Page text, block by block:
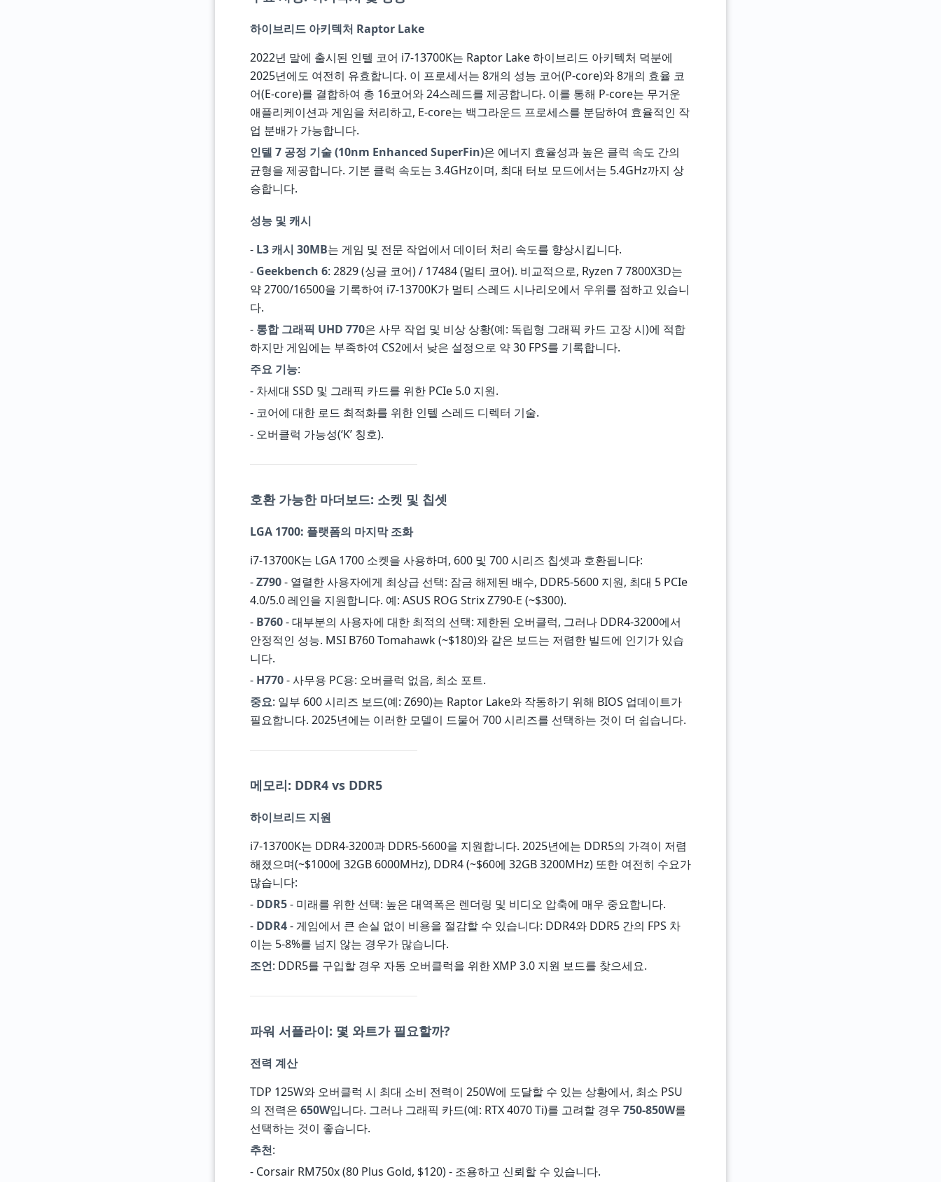
하이브리드 아키텍처 Raptor Lake
2022년 말에 출시된 인텔 코어 i7-13700K는 Raptor Lake 하이브리드 아키텍처 덕분에
2025년에도 여전히 유효합니다. 이 프로세서는 8개의 성능 코어(P-core)와 8개의 효율 코
어(E-core)를 결합하여 총 16코어와 24스레드를 제공합니다. 이를 통해 P-core는 무거운
애플리케이션과 게임을 처리하고, E-core는 백그라운드 프로세스를 분담하여 효율적인 작
업 분배가 가능합니다.
인텔 7 공정 기술 (10nm Enhanced SuperFin)은 에너지 효율성과 높은 클럭 속도 간의
균형을 제공합니다. 기본 클럭 속도는 3.4GHz이며, 최대 터보 모드에서는 5.4GHz까지 상
승합니다.
성능 및 캐시
- L3 캐시 30MB는 게임 및 전문 작업에서 데이터 처리 속도를 향상시킵니다.
- Geekbench 6: 2829 (싱글 코어) / 17484 (멀티 코어). 비교적으로, Ryzen 7 7800X3D는
약 2700/16500을 기록하여 i7-13700K가 멀티 스레드 시나리오에서 우위를 점하고 있습니
다.
- 통합 그래픽 UHD 770은 사무 작업 및 비상 상황(예: 독립형 그래픽 카드 고장 시)에 적합
하지만 게임에는 부족하여 CS2에서 낮은 설정으로 약 30 FPS를 기록합니다.
주요 기능:
- 차세대 SSD 및 그래픽 카드를 위한 PCIe 5.0 지원.
- 코어에 대한 로드 최적화를 위한 인텔 스레드 디렉터 기술.
- 오버클럭 가능성(‘K’ 칭호).
호환 가능한 마더보드: 소켓 및 칩셋
LGA 1700: 플랫폼의 마지막 조화
i7-13700K는 LGA 1700 소켓을 사용하며, 600 및 700 시리즈 칩셋과 호환됩니다:
-Z790- 열렬한 사용자에게 최상급 선택: 잠금 해제된 배수, DDR5-5600 지원, 최대 5 PCIe
4.0/5.0 레인을 지원합니다. 예: ASUS ROG Strix Z790-E (~$300).
- B760- 대부분의 사용자에 대한 최적의 선택: 제한된 오버클럭, 그러나 DDR4-3200에서
안정적인 성능. MSI B760 Tomahawk (~$180)와 같은 보드는 저렴한 빌드에 인기가 있습
니다.
- H770- 사무용 PC용: 오버클럭 없음, 최소 포트.
중요: 일부 600 시리즈 보드(예: Z690)는 Raptor Lake와 작동하기 위해 BIOS 업데이트가
필요합니다. 2025년에는 이러한 모델이 드물어 700 시리즈를 선택하는 것이 더 쉽습니다.
메모리: DDR4 vs DDR5
하이브리드 지원
i7-13700K는 DDR4-3200과 DDR5-5600을 지원합니다. 2025년에는 DDR5의 가격이 저렴
해졌으며(~$100에 32GB 6000MHz), DDR4 (~$60에 32GB 3200MHz) 또한 여전히 수요가
많습니다:
- DDR5- 미래를 위한 선택: 높은 대역폭은 렌더링 및 비디오 압축에 매우 중요합니다.
- DDR4- 게임에서 큰 손실 없이 비용을 절감할 수 있습니다: DDR4와 DDR5 간의 FPS 차
이는 5-8%를 넘지 않는 경우가 많습니다.
조언: DDR5를 구입할 경우 자동 오버클럭을 위한 XMP 3.0 지원 보드를 찾으세요.
파워 서플라이: 몇 와트가 필요할까?
전력 계산
TDP 125W와 오버클럭 시 최대 소비 전력이 250W에 도달할 수 있는 상황에서, 최소 PSU
의 전력은 650W입니다. 그러나 그래픽 카드(예: RTX 4070 Ti)를 고려할 경우 750-850W를
선택하는 것이 좋습니다.
추천:
- Corsair RM750x (80 Plus Gold, $120) - 조용하고 신뢰할 수 있습니다.